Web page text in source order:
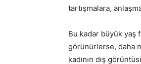
tartışmalara,
Bu kadar büyük yaş
görünürlerse, daha
kadının dış